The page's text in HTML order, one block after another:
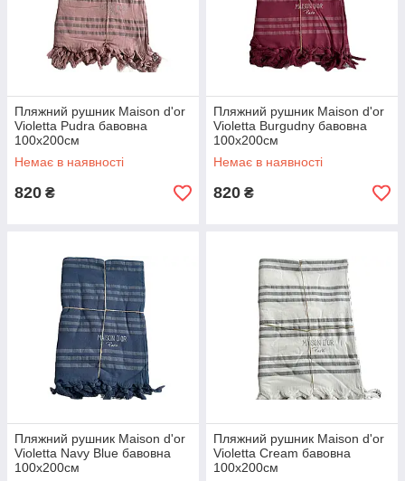
Пляжний рушник Maison d'or
Violetta Pudra бавовна
100х200см
Немає в наявності
820 ₴
Пляжний рушник Maison d'or
Violetta Burgudny бавовна
100х200см
Немає в наявності
820 ₴
Пляжний рушник Maison d'or
Violetta Navy Blue бавовна
100х200см
Пляжний рушник Maison d'or
Violetta Cream бавовна
100х200см